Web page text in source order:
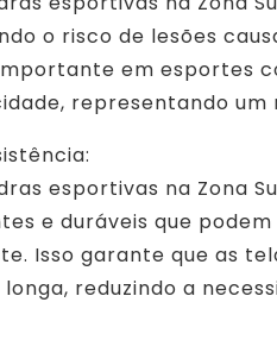
o risco de lesões
em esportes
representando
esportivas na Zona
e duráveis que
Isso garante que as
reduzindo a